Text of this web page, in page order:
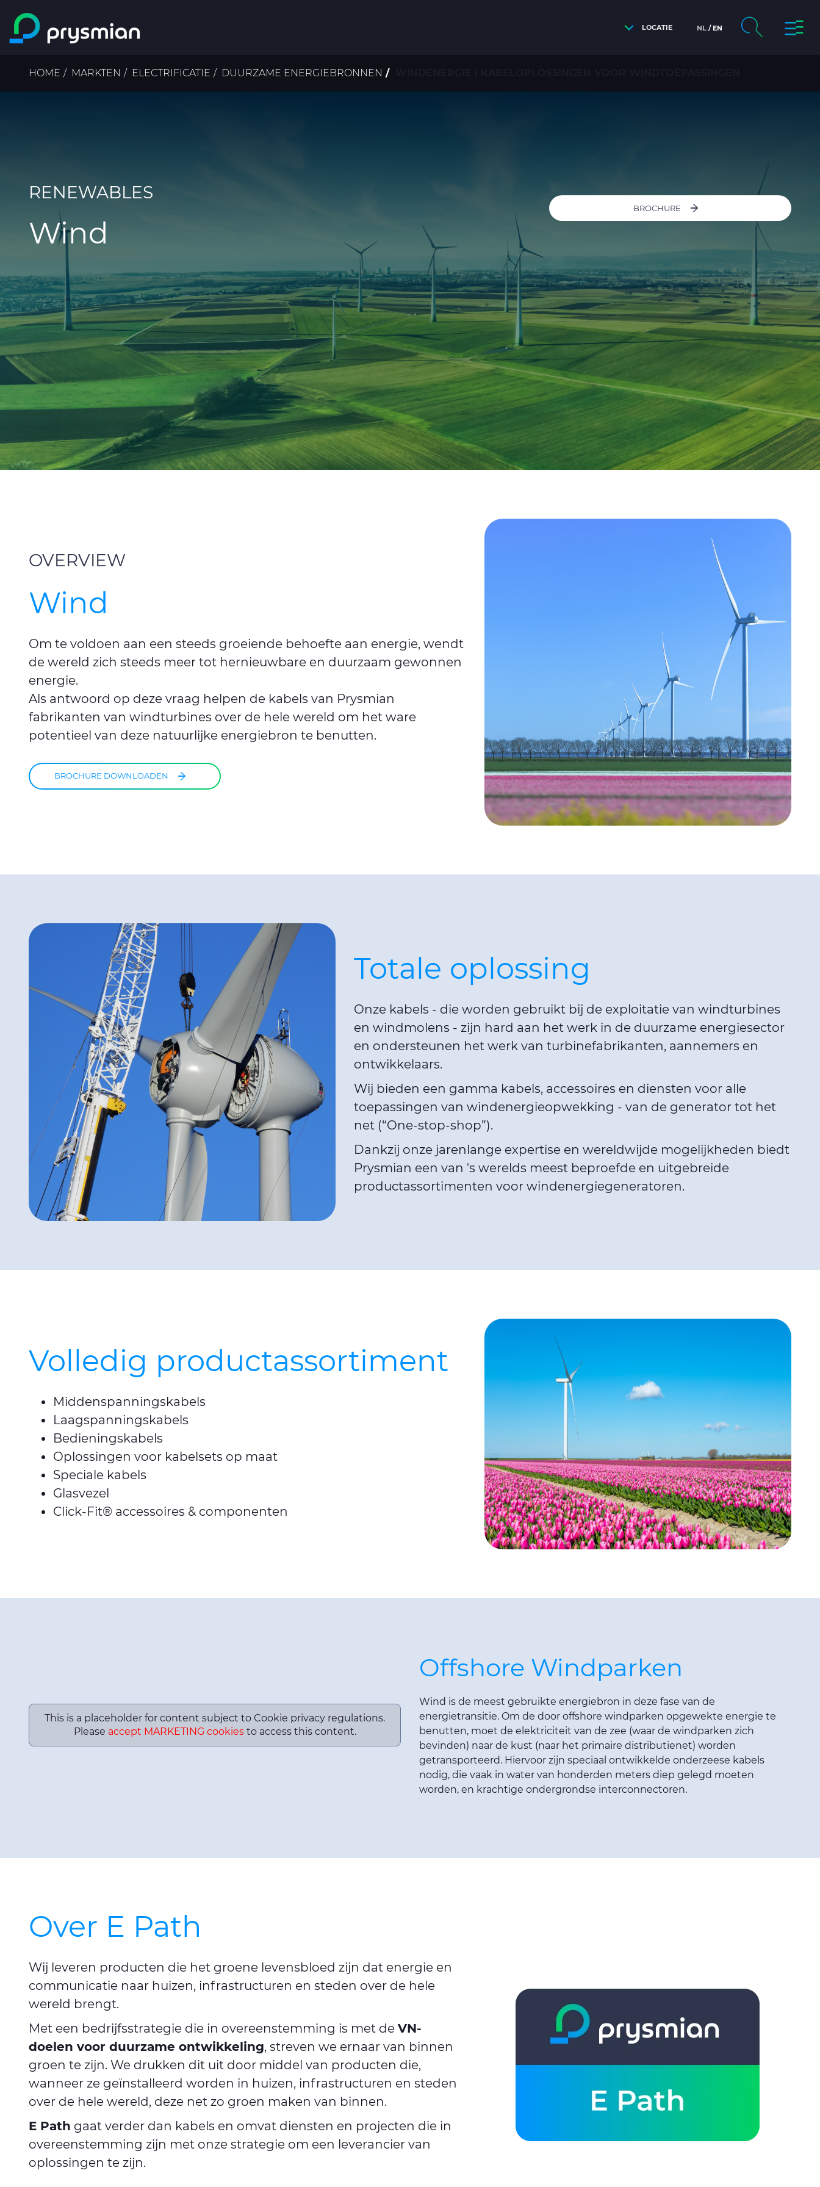
ga naar de
hoofdinhoud
LOCATIE NL EN
Kruimelpad
HOME MARKTEN ELECTRIFICATIE DUURZAME ENERGIEBRONNEN
RENEWABLES
Wind
BROCHURE
OVERVIEW
Wind
Om te voldoen aan een steeds groeiende behoefte aan energie, wendt
de wereld zich steeds meer tot hernieuwbare en duurzaam gewonnen
energie.
Als antwoord op deze vraag helpen de kabels van Prysmian
fabrikanten van windturbines over de hele wereld om het ware
potentieel van deze natuurlijke energiebron te benutten.
BROCHURE DOWNLOADEN
Totale oplossing
Onze kabels - die worden gebruikt bij de exploitatie van windturbines
en windmolens - zijn hard aan het werk in de duurzame energiesector
en ondersteunen het werk van turbinefabrikanten, aannemers en
ontwikkelaars.
Wij bieden een gamma kabels, accessoires en diensten voor alle
toepassingen van windenergieopwekking - van de generator tot het
net (“One-stop-shop”).
Dankzij onze jarenlange expertise en wereldwijde mogelijkheden biedt
Prysmian een van 's werelds meest beproefde en uitgebreide
productassortimenten voor windenergiegeneratoren.
Volledig productassortiment
Middenspanningskabels
Laagspanningskabels
Bedieningskabels
Oplossingen voor kabelsets op maat
Speciale kabels
Glasvezel
Click-Fit® accessoires & componenten
This is a placeholder for content subject to Cookie privacy regulations.
Please accept MARKETING cookiesto access this content.
Offshore Windparken
Wind is de meest gebruikte energiebron in deze fase van de
energietransitie. Om de door offshore windparken opgewekte energie te
benutten, moet de elektriciteit van de zee (waar de windparken zich
bevinden) naar de kust (naar het primaire distributienet) worden
getransporteerd. Hiervoor zijn speciaal ontwikkelde onderzeese kabels
nodig, die vaak in water van honderden meters diep gelegd moeten
worden, en krachtige ondergrondse interconnectoren.
Over E Path
Wij leveren producten die het groene levensbloed zijn dat energie en
communicatie naar huizen, infrastructuren en steden over de hele
wereld brengt.
Met een bedrijfsstrategie die in overeenstemming is met de VN-
doelen voor duurzame ontwikkeling, streven we ernaar van binnen
groen te zijn. We drukken dit uit door middel van producten die,
wanneer ze geïnstalleerd worden in huizen, infrastructuren en steden
over de hele wereld, deze net zo groen maken van binnen.
E Path gaat verder dan kabels en omvat diensten en projecten die in
overeenstemming zijn met onze strategie om een leverancier van
oplossingen te zijn.